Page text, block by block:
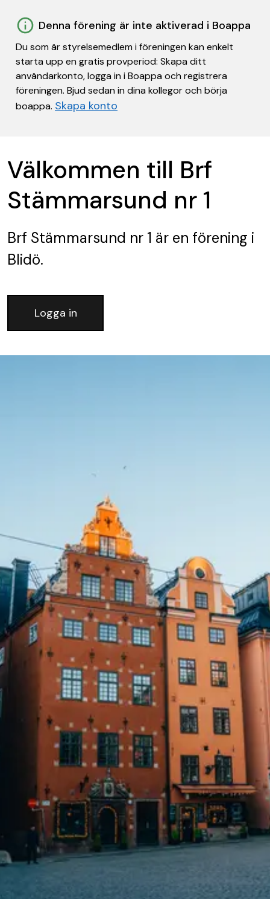
Denna förening är inte aktiverad i Boappa
Du som är styrelsemedlem i föreningen kan enkelt
starta upp en gratis provperiod: Skapa ditt
användarkonto, logga in i Boappa och registrera
föreningen. Bjud sedan in dina kollegor och börja
boappa. Skapa konto
Välkommen till Brf
Stämmarsund nr 1
Brf Stämmarsund nr 1 är en förening i
Blidö.
Logga in